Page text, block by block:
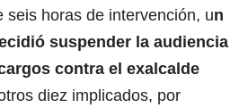
seis horas de intervención, un
suspender la audiencia
contra el exalcalde
diez implicados, por